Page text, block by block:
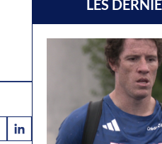
LES